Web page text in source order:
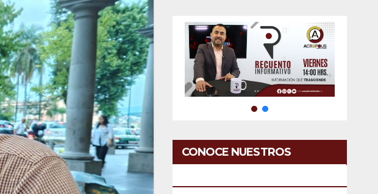
CONOCE NUESTROS